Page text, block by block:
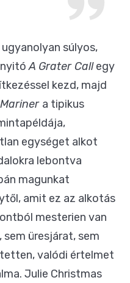
súlyos,
nyitóA Grater Callegy
kezd, majd
Mariner a tipikus
egységet alkot
lebontva
magunkat
amit ez az alkotás
mesterien van
üresjárat, sem
valódi értelmet
Julie Christmas